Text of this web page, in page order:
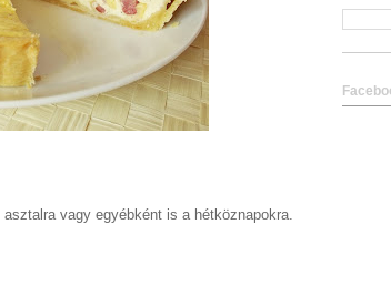
vagy egyébként is a hétköznapokra.